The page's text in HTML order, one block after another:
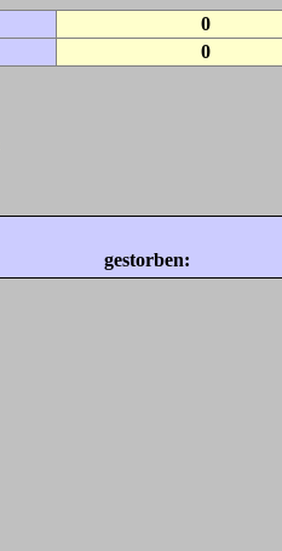
0
0
gestorben: